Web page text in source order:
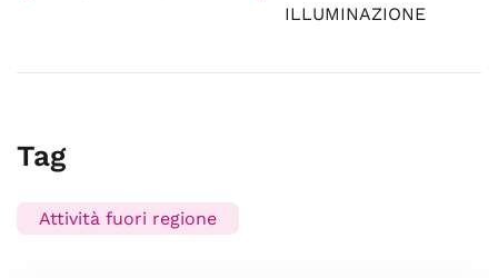
ILLUMINAZIONE
Tag
Attività fuori regione